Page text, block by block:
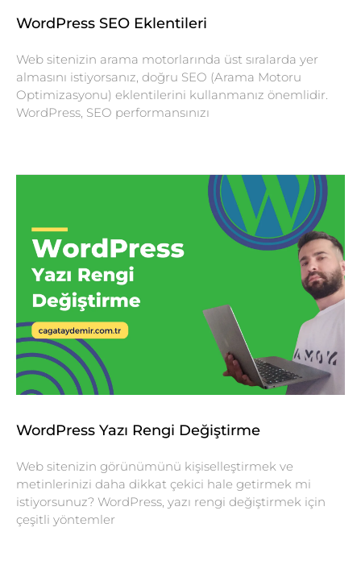
WordPress SEO Eklentileri
Web sitenizin arama motorlarında üst sıralarda yer
almasını istiyorsanız, doğru SEO (Arama Motoru
Optimizasyonu) eklentilerini kullanmanız önemlidir.
WordPress, SEO performansınızı
WordPress Yazı Rengi Değiştirme
Web sitenizin görünümünü kişiselleştirmek ve
metinlerinizi daha dikkat çekici hale getirmek mi
istiyorsunuz? WordPress, yazı rengi değiştirmek için
çeşitli yöntemler